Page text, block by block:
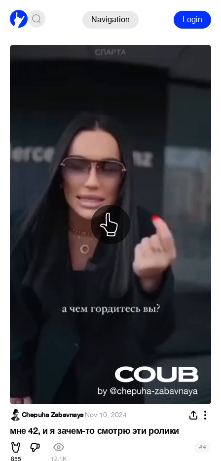
Navigation Login
Chepuha Zabavnaya·Nov 10, 2024
мне 42, и я зачем-то смотрю эти ролики
855 12.1K
#4